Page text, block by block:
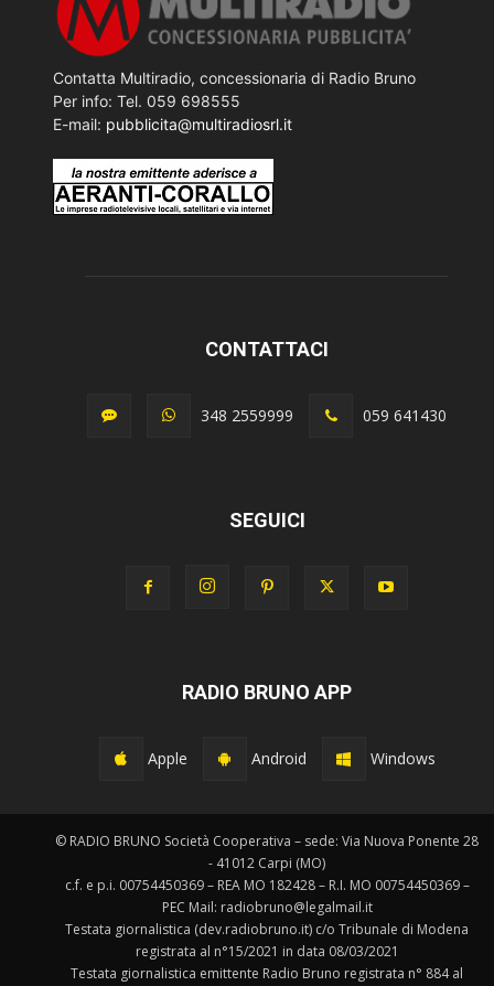
Contatta Multiradio, concessionaria di Radio Bruno
Per info: Tel. 059 698555
E-mail: pubblicita@multiradiosrl.it
CONTATTACI
348 2559999 059 641430
SEGUICI
RADIO BRUNO APP
Apple Android Windows
© RADIO BRUNO Società Cooperativa – sede: Via Nuova Ponente 28
- 41012 Carpi (MO)
c.f. e p.i. 00754450369 – REA MO 182428 – R.I. MO 00754450369 –
PEC Mail: radiobruno@legalmail.it
Testata giornalistica (dev.radiobruno.it) c/o Tribunale di Modena
registrata al n°15/2021 in data 08/03/2021
Testata giornalistica emittente Radio Bruno registrata n° 884 al